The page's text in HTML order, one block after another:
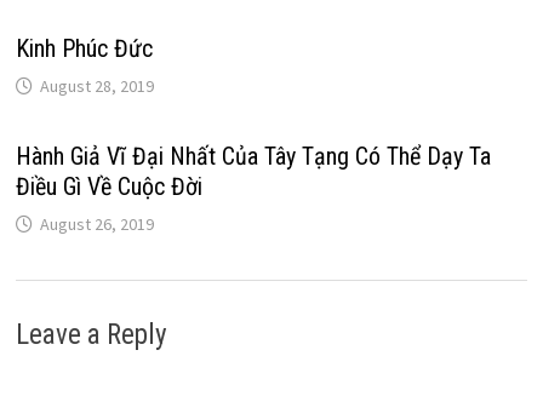
Kinh Phúc Đức
August 28, 2019
Hành Giả Vĩ Đại Nhất Của Tây Tạng Có Thể Dạy Ta
Điều Gì Về Cuộc Đời
August 26, 2019
Leave a Reply